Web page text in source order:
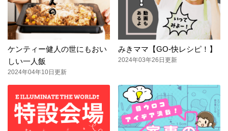
ケンティー健人の世にもおい
しい一人飯
2024年04年10日更新
みきママ【GO-快レシピ！】
2024年03年26日更新